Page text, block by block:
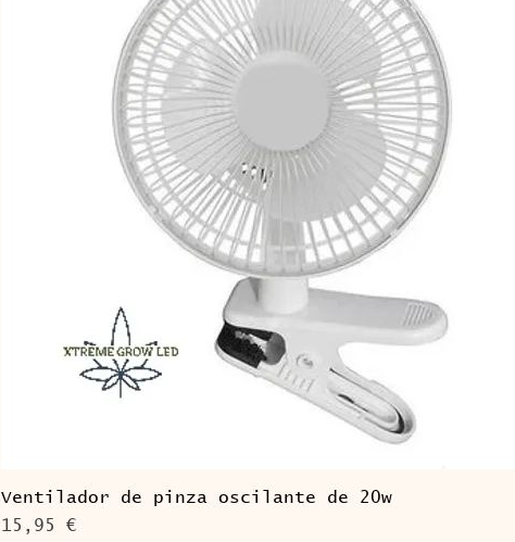
Ventilador de pinza oscilante de 20w
Preis
15,95 €